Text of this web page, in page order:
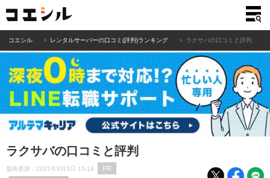
コエシル レンタルサーバーの口コミ(評判)ランキング ラクサバの口コミと評判
ラクサバの口コミと評判
最終更新：2021年9月3日 15:18
PR